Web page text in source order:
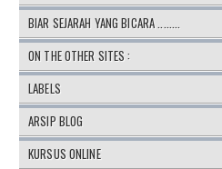
BIAR SEJARAH YANG BICARA ........
ON THE OTHER SITES :
LABELS
ARSIP BLOG
KURSUS ONLINE